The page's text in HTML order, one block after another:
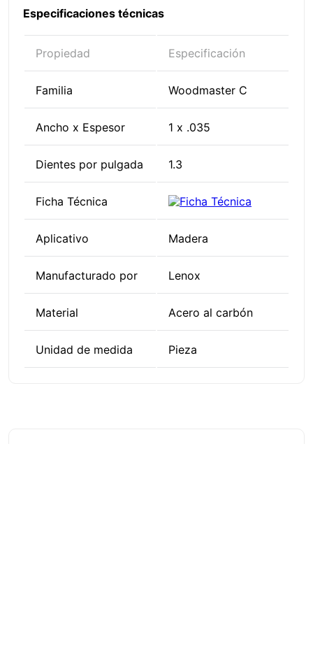
Especificaciones técnicas
Propiedad Especificación
Familia Woodmaster C
Ancho x Espesor 1 x .035
Dientes por pulgada 1.3
Ficha Técnica
Aplicativo Madera
Manufacturado por Lenox
Material Acero al carbón
Unidad de medida Pieza